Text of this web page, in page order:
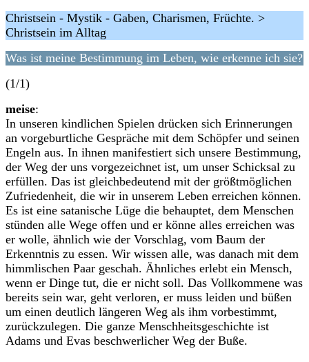
Christsein - Mystik - Gaben, Charismen, Früchte. >
Christsein im Alltag
Was ist meine Bestimmung im Leben, wie erkenne ich sie?
(1/1)
meise:
In unseren kindlichen Spielen drücken sich Erinnerungen
an vorgeburtliche Gespräche mit dem Schöpfer und seinen
Engeln aus. In ihnen manifestiert sich unsere Bestimmung,
der Weg der uns vorgezeichnet ist, um unser Schicksal zu
erfüllen. Das ist gleichbedeutend mit der größtmöglichen
Zufriedenheit, die wir in unserem Leben erreichen können.
Es ist eine satanische Lüge die behauptet, dem Menschen
stünden alle Wege offen und er könne alles erreichen was
er wolle, ähnlich wie der Vorschlag, vom Baum der
Erkenntnis zu essen. Wir wissen alle, was danach mit dem
himmlischen Paar geschah. Ähnliches erlebt ein Mensch,
wenn er Dinge tut, die er nicht soll. Das Vollkommene was
bereits sein war, geht verloren, er muss leiden und büßen
um einen deutlich längeren Weg als ihm vorbestimmt,
zurückzulegen. Die ganze Menschheitsgeschichte ist
Adams und Evas beschwerlicher Weg der Buße.